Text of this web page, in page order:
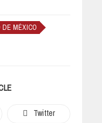
DE MÉXICO
Twitter